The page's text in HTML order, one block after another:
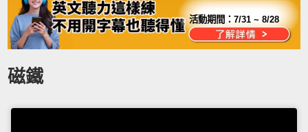
活動期間：7/31 ~ 8/28
磁鐵